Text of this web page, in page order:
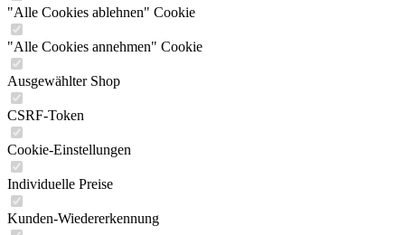
"Alle Cookies ablehnen" Cookie
"Alle Cookies annehmen" Cookie
Ausgewählter Shop
CSRF-Token
Cookie-Einstellungen
Individuelle Preise
Kunden-Wiedererkennung